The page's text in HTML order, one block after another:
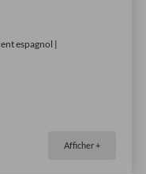
espagnol |
Afficher +